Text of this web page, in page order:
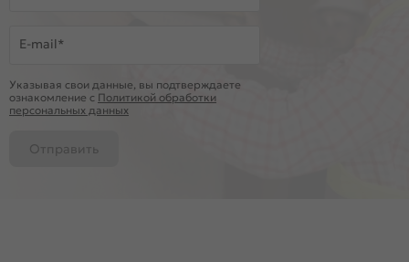
E-mail*
Указывая свои данные, вы подтверждаете
ознакомление c Политикой обработки
персональных данных
Отправить